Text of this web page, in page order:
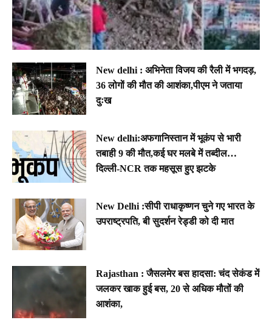
New delhi : अभिनेता विजय की रैली में भगदड़,
36 लोगों की मौत की आशंका,पीएम ने जताया
दुःख
New delhi:अफगानिस्तान में भूकंप से भारी
तबाही 9 की मौत,कई घर मलबे में तब्दील…
दिल्ली-NCR तक महसूस हुए झटके
New Delhi :सीपी राधाकृष्णन चुने गए भारत के
उपराष्ट्रपति, बी सुदर्शन रेड्डी को दी मात
Rajasthan : जैसलमेर बस हादसा: चंद सेकंड में
जलकर खाक हुई बस, 20 से अधिक मौतों की
आशंका,